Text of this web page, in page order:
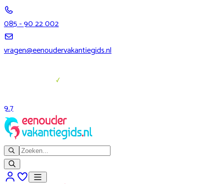
085 - 90 22 002
vragen@eenoudervakantiegids.nl
9.7